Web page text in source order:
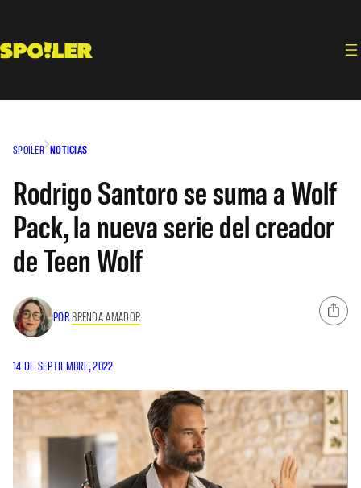
contenido
SPOILER NOTICIAS
Rodrigo Santoro se suma a Wolf
Pack, la nueva serie del creador
de Teen Wolf
POR BRENDA AMADOR
14 DE SEPTIEMBRE, 2022